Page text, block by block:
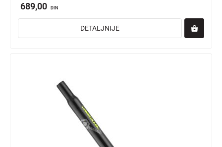
689,00 DIN
DETALJNIJE